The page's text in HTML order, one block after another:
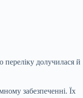
переліку долучилася й
забезпеченні. Їх